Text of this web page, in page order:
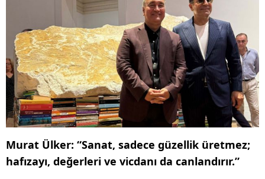
Murat Ülker: “Sanat, sadece güzellik üretmez;
hafızayı, değerleri ve vicdanı da canlandırır.”